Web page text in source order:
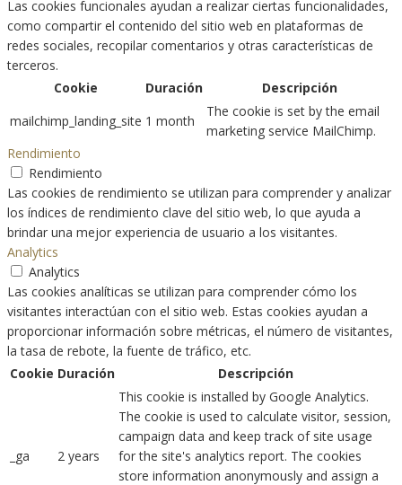
Las cookies funcionales ayudan a realizar ciertas funcionalidades,
como compartir el contenido del sitio web en plataformas de
redes sociales, recopilar comentarios y otras características de
terceros.
Cookie
Duración
Descripción
mailchimp_landing_site 1 month
The cookie is set by the email
marketing service MailChimp.
Rendimiento
Rendimiento
Las cookies de rendimiento se utilizan para comprender y analizar
los índices de rendimiento clave del sitio web, lo que ayuda a
brindar una mejor experiencia de usuario a los visitantes.
Analytics
Analytics
Las cookies analíticas se utilizan para comprender cómo los
visitantes interactúan con el sitio web. Estas cookies ayudan a
proporcionar información sobre métricas, el número de visitantes,
la tasa de rebote, la fuente de tráfico, etc.
Cookie Duración Descripción
_ga 2 years
This cookie is installed by Google Analytics.
The cookie is used to calculate visitor, session,
campaign data and keep track of site usage
for the site's analytics report. The cookies
store information anonymously and assign a